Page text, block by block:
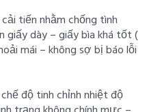
tiến nhằm chống tình
giấy dày – giấy bìa khá tốt (
mái – không sợ bị báo lỗi
độ tinh chỉnh nhiệt độ